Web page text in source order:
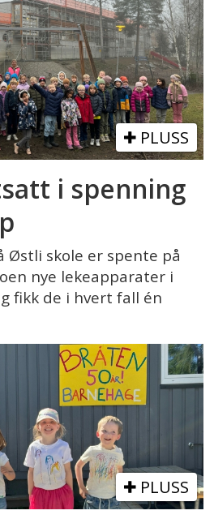
PLUSS
i spenning
Østli skole er spente på
nye lekeapparater i
fikk de i hvert fall én
PLUSS